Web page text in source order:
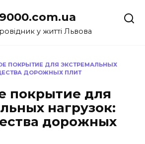
у житті Львова
ПОКРЫТИЕ ДЛЯ ЭКСТРЕМАЛЬНЫХ
ДОРОЖНЫХ ПЛИТ
покрытие для
нагрузок:
дорожных